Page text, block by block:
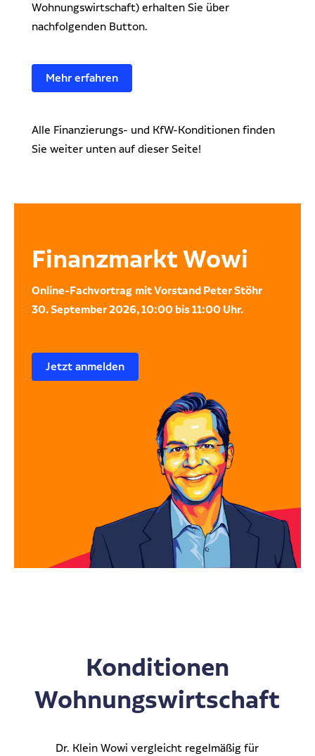
Wohnungswirtschaft) erhalten Sie über
nachfolgenden Button.
Mehr erfahren
Alle Finanzierungs- und KfW-Konditionen finden
Sie weiter unten auf dieser Seite!
Finanzmarkt Wowi
Online-Fachvortrag mit Vorstand Peter Stöhr
30. September 2026, 10:00 bis 11:00 Uhr.
Jetzt anmelden
Konditionen
Wohnungswirtschaft
Dr. Klein Wowi vergleicht regelmäßig für